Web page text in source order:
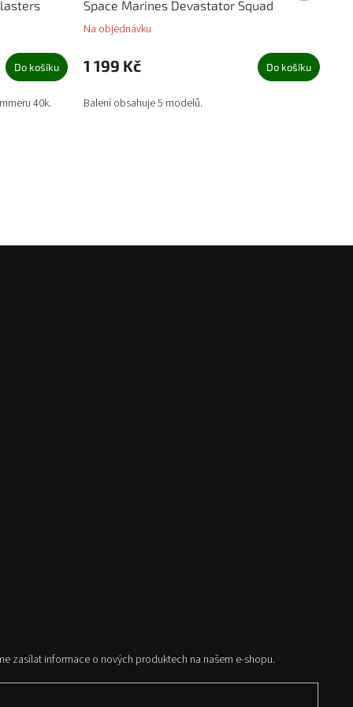
Do košíku
40k.
Space Marines Devastator Squad
Na objednávku
1 199 Kč Do košíku
Balení obsahuje 5 modelů.
zasílat informace o nových produktech na našem e-shopu.